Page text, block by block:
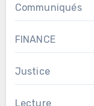
Communiqués
FINANCE
Justice
Lecture